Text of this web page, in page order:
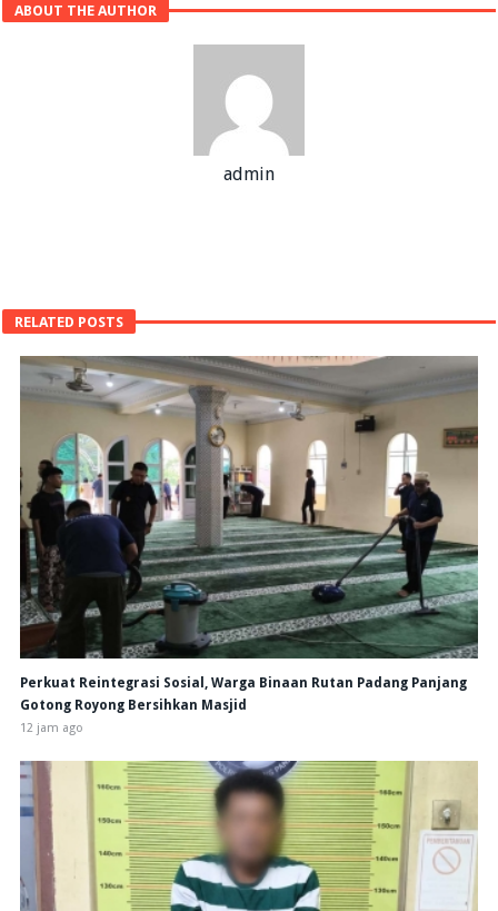
ABOUT THE AUTHOR
admin
RELATED POSTS
Perkuat Reintegrasi Sosial, Warga Binaan Rutan Padang Panjang
Gotong Royong Bersihkan Masjid
12 jam ago